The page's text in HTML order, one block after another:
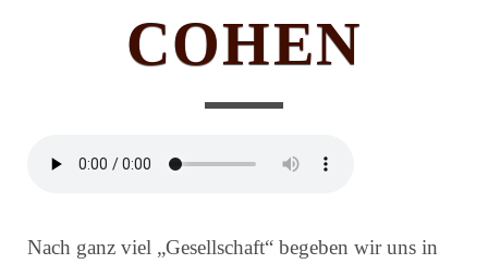
COHEN
Nach ganz viel „Gesellschaft“ begeben wir uns in